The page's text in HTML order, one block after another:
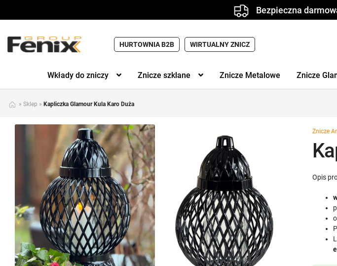
Bezpieczna
HURTOWNIA B2B WIRTUALNY ZNICZ
Wkłady do zniczy Znicze szklane Znicze Metalowe Znicze
» Sklep » Kapliczka Glamour Kula Karo Duża
Znicze
Opis